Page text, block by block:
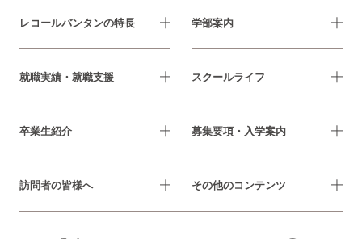
レコールバンタンの特長 学部案内
就職実績・就職支援 スクールライフ
卒業生紹介 募集要項・入学案内
訪問者の皆様へ その他のコンテンツ